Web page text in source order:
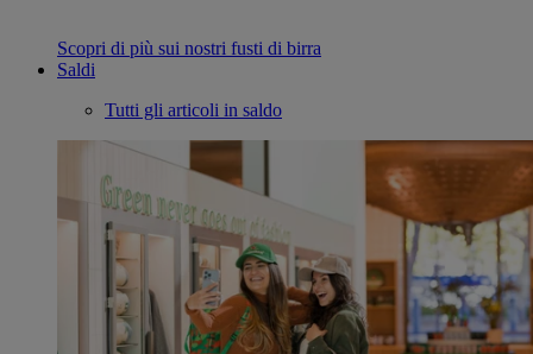
Scopri di più sui nostri fusti di birra
Saldi
Tutti gli articoli in saldo